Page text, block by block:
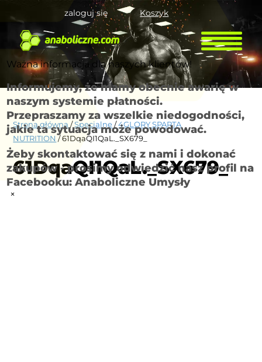
Koszyk
zaloguj się
Strona główna /Specjalne/4GLORY SPARTA
NUTRITION / 61DqaQI1QaL._SX679_
61DqaQI1QaL._SX679_
Ważna informacja dla naszych klientów!
Informujemy, że mamy obecnie awarię w
naszym systemie płatności.
Przepraszamy za wszelkie niedogodności,
jakie ta sytuacja może powodować.
Żeby skontaktować się z nami i dokonać
zakupów - prosimy odwiedzić nasz profil na
Facebooku: Anaboliczne Umysły
×